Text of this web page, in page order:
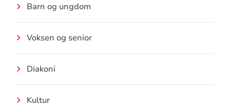
Barn og ungdom
Voksen og senior
Diakoni
Kultur